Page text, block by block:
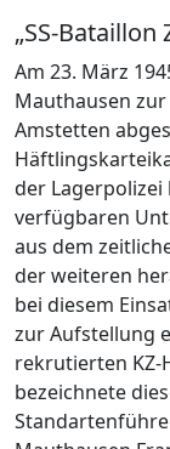
„SS-Bataillon
Am 23. März
Mauthausen zur
Amstetten
der
verfügbaren
aus dem
der weiteren
bei diesem
zur Aufstellung
rekrutierten KZ-
bezeichnete